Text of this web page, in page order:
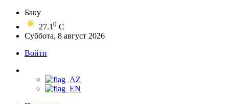
Баку
27.1 0 C
Суббота, 8 август 2026
Войти